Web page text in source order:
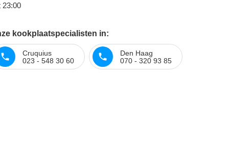
23:00
kookplaatspecialisten in:
Cruquius
023 - 548 30 60
Den Haag
070 - 320 93 85